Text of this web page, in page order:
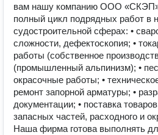
вам нашу компанию ООО
полный цикл подрядных работ в
судостроительной сферах: •
сложности, дефектоскопия; •
работы (собственное
(промышленный альпинизм); •
окрасочные работы; •
ремонт запорной арматуры; •
документации; • поставка
запасных частей, расходного и
Наша фирма готова выполнять